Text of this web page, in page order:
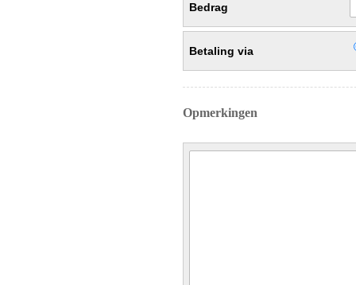
Bedrag
Betaling via
Opmerkingen